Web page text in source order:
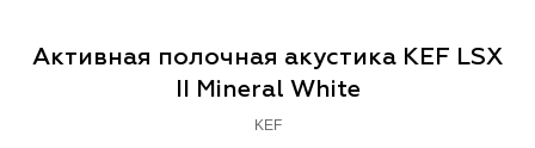
Активная полочная акустика KEF LSX
II Mineral White
KEF